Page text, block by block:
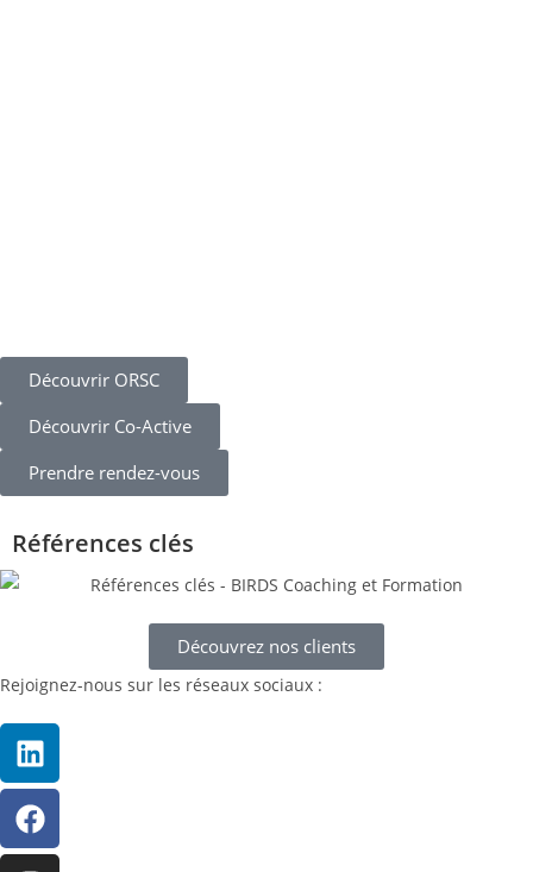
Découvrir ORSC
Découvrir Co-Active
Prendre rendez-vous
Références clés
Découvrez nos clients
Rejoignez-nous sur les réseaux sociaux :